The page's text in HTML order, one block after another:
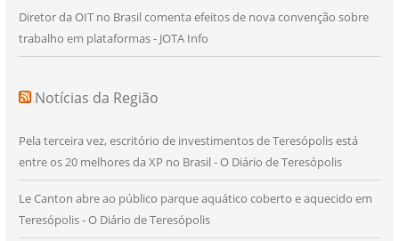
Diretor da OIT no Brasil comenta efeitos de nova convenção sobre
trabalho em plataformas - JOTA Info
Notícias da Região
Pela terceira vez, escritório de investimentos de Teresópolis está
entre os 20 melhores da XP no Brasil - O Diário de Teresópolis
Le Canton abre ao público parque aquático coberto e aquecido em
Teresópolis - O Diário de Teresópolis